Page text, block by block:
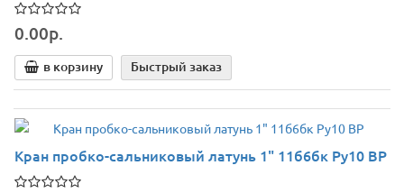
0.00р.
в корзину Быстрый заказ
Кран пробко-сальниковый латунь 1" 11б6бк Ру10 ВР